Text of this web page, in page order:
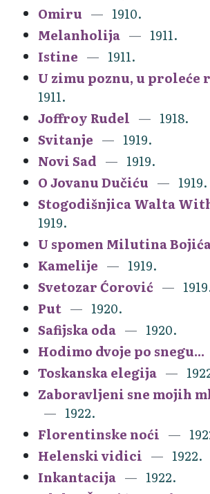
Omiru
1910.
Melanholija
1911.
Istine
1911.
U zimu poznu, u proleće
1911.
Joffroy Rudel
1918.
Svitanje
1919.
Novi Sad
1919.
O Jovanu Dučiću
1919.
Stogodišnjica Walta
1919.
U spomen Milutina
Kamelije
1919.
Svetozar Ćorović
Put
1920.
Safijska oda
1920.
Hodimo dvoje po snegu...
Toskanska elegija
Zaboravljeni sne mojih
1922.
Florentinske noći
Helenski vidici
1922.
Inkantacija
1922.